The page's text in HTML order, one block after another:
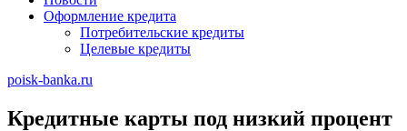
Оформление кредита
Потребительские кредиты
Целевые кредиты
poisk-banka.ru
Кредитные карты под низкий процент